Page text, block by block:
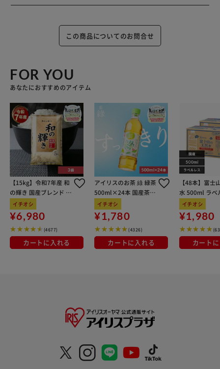
この商品についてのお問合せ
FOR YOU
あなたにおすすめのアイテム
【15kg】令和7年産 和
の輝き 国産ブレンド 5
kg×3袋
イチオシ
¥6,980
(4677)
カートに入れる
アイリスのお茶 綠 緑茶
500ml×24本 国産茶葉
100％使用
イチオシ
¥1,780
(4326)
カートに入れる
【48本】富士
水 500ml ラベ
イチオシ
¥1,980
カート